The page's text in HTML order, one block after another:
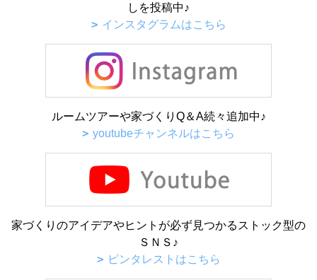
しを投稿中♪
インスタグラムはこちら
ルームツアーや家づくりQ＆A続々追加中♪
youtubeチャンネルはこちら
家づくりのアイデアやヒントが必ず見つかるストック型の
ＳＮＳ♪
ピンタレストはこちら